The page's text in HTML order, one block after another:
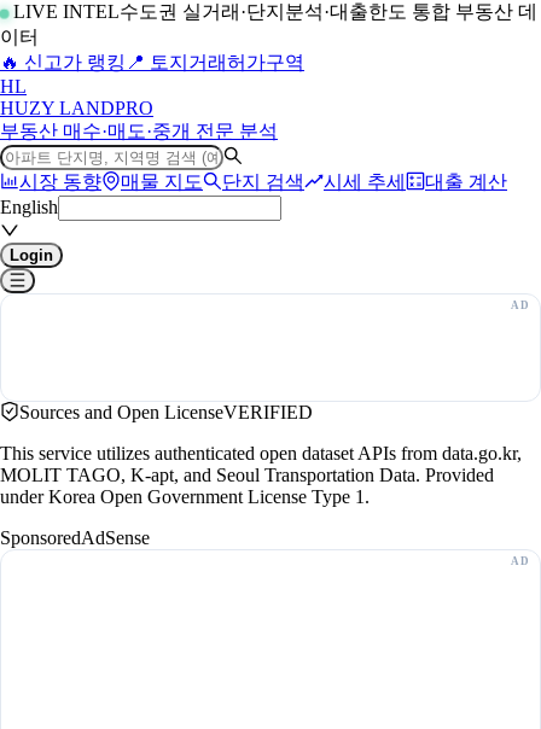
LIVE INTEL수도권 실거래·단지분석·대출한도 통합 부동산 데
이터
🔥 신고가 랭킹 📍 토지거래허가구역
HL
HUZY LANDPRO
부동산 매수·매도·중개 전문 분석
시장 동향 매물 지도 단지 검색 시세 추세
대출 계산
English
Login
Sources and Open LicenseVERIFIED
This service utilizes authenticated open dataset APIs from data.go.kr,
MOLIT TAGO, K-apt, and Seoul Transportation Data. Provided
under Korea Open Government License Type 1.
SponsoredAdSense